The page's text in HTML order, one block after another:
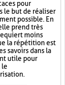
pour
le but de réaliser
possible. En
prend très
moins
la répétition est
savoirs dans la
utile pour
le